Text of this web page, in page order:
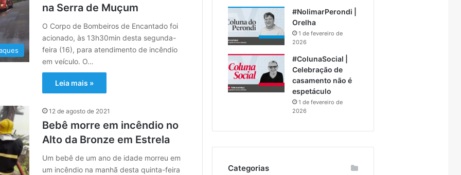
na Serra de Muçum
O Corpo de Bombeiros de Encantado foi
acionado, às 13h30min desta segunda-
feira (16), para atendimento de incêndio
em veículo. O…
Leia mais »
12 de agosto de 2021
Bebê morre em incêndio no
Alto da Bronze em Estrela
Um bebê de um ano de idade morreu em
um incêndio na manhã desta quinta-feira
#NolimarPerondi |
Orelha
1 de fevereiro de
2026
#ColunaSocial |
Celebração de
casamento não é
espetáculo
1 de fevereiro de
2026
Categorias